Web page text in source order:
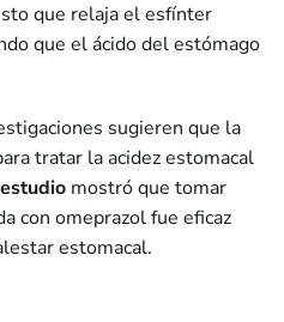
que relaja el esfínter
que el ácido del estómago
sugieren que la
tratar la acidez estomacal
estudio mostró que tomar
con omeprazol fue eficaz
estomacal.